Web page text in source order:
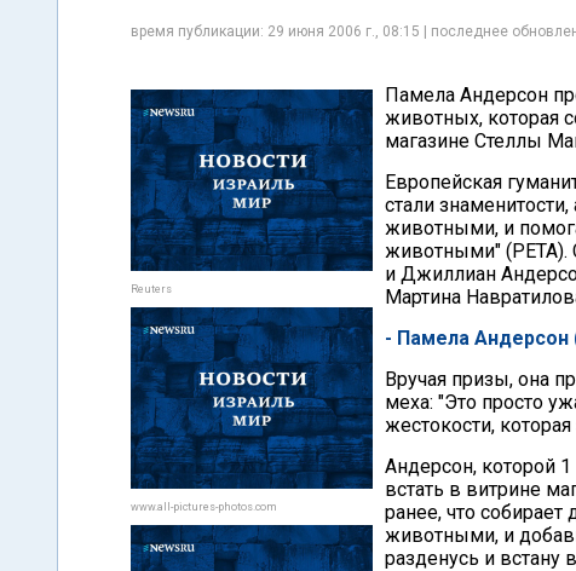
время публикации: 29 июня 2006 г., 08:15 | последнее
Reuters
www.all-pictures-photos.com
Памела Андерсон
животных, которая
магазине Стеллы
Европейская
стали
животными, и
животными" (РЕТА).
и Джиллиан
Мартина
- Памела
Вручая призы, она
меха: "Это просто
жестокости,
Андерсон, которой
встать в витрине
ранее, что
животными, и
разденусь и встану